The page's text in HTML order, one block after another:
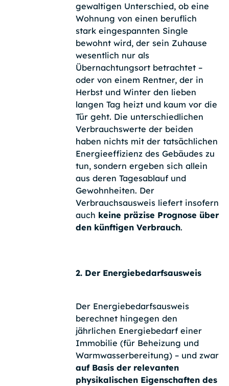
gewaltigen Unterschied, ob eine
Wohnung von einen beruflich
stark eingespannten Single
bewohnt wird, der sein Zuhause
wesentlich nur als
Übernachtungsort betrachtet –
oder von einem Rentner, der in
Herbst und Winter den lieben
langen Tag heizt und kaum vor die
Tür geht. Die unterschiedlichen
Verbrauchswerte der beiden
haben nichts mit der tatsächlichen
Energieeffizienz des Gebäudes zu
tun, sondern ergeben sich allein
aus deren Tagesablauf und
Gewohnheiten. Der
Verbrauchsausweis liefert insofern
auch keine präzise Prognose über
den künftigen Verbrauch.
2. Der Energiebedarfsausweis
Der Energiebedarfsausweis
berechnet hingegen den
jährlichen Energiebedarf einer
Immobilie (für Beheizung und
Warmwasserbereitung) – und zwar
auf Basis der relevanten
physikalischen Eigenschaften des